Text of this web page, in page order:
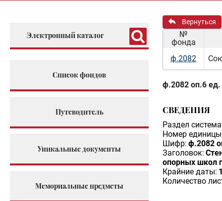
Электронный каталог
Список фондов
Путеводитель
Уникальные документы
Мемориальные предметы
Вернуться
№
фонда
ф.2082
ф.2082 оп.6 ед.
СВЕДЕНИЯ
Раздел
Номер единицы
Шифр: ф.2082
Заголовок:
опорных школ
Крайние даты:
Количество